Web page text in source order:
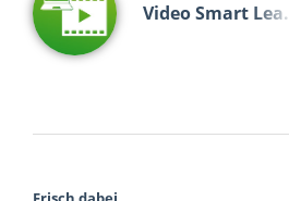
Video Smart Lea…